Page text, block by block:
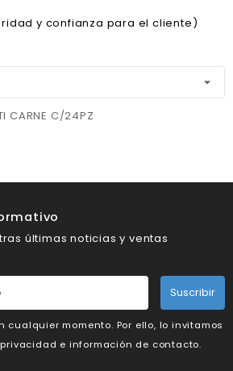
y confianza para el cliente)
CARNE C/24PZ
últimas noticias y ventas
Suscribir
cualquier momento. Por ello, lo invitamos
e información de contacto.